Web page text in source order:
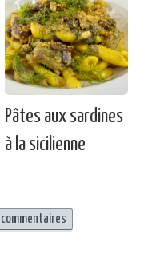
Pâtes aux sardines
à la sicilienne